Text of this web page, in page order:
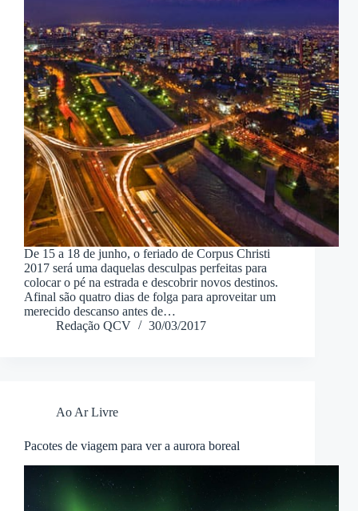
De 15 a 18 de junho, o feriado de Corpus Christi
2017 será uma daquelas desculpas perfeitas para
colocar o pé na estrada e descobrir novos destinos.
Afinal são quatro dias de folga para aproveitar um
merecido descanso antes de…
Redação QCV
30/03/2017
Ao Ar Livre
Pacotes de viagem para ver a aurora boreal